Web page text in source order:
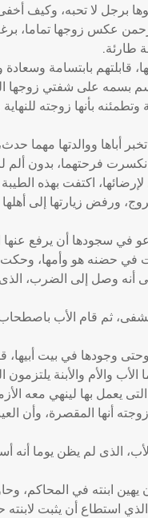
برجل لا تحبه، وكيف
عكس زوجها تماما،
طارئة.
قابلتهم بابتسامة
بسمه على شفتي زوجها
وتطمئنه بأنها زوجته
أباها ووالدتها مهما
فرحتهما، بدون ألم
اكتفت بهذه
ورفض زيارتها إلى أهلها
في سجودها أن يرفع عنها
في حضنه هو وأمها، وحكت
أنه وصل إلى الضرب،
قام الأب باصطحاب
وجودها في بيت
والأم والأبنة
يعمل بها لينهي معه
أنها المقصرة، وأن
الذى لم يظن يوما أنه
ابنته في المحاكم،
استطاع أن يثبت